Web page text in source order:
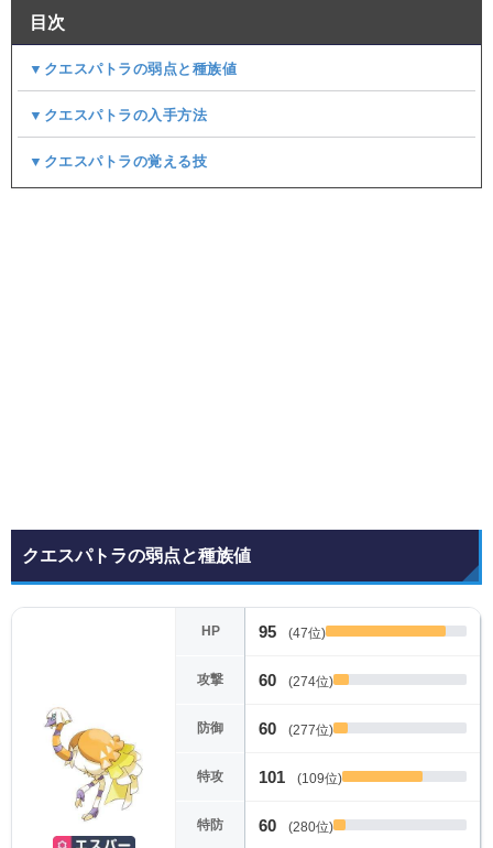
目次
▼クエスパトラの弱点と種族値
▼クエスパトラの入手方法
▼クエスパトラの覚える技
クエスパトラの弱点と種族値
HP 95 (47位)
攻撃 60 (274位)
防御 60 (277位)
特攻 101 (109位)
特防 60 (280位)